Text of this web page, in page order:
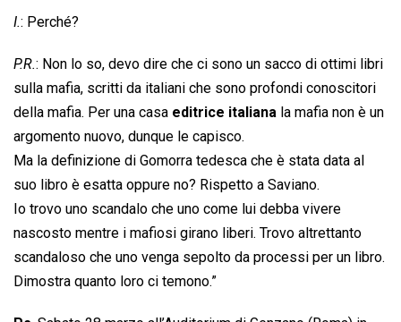
I.: Perché?
P.R.: Non lo so, devo dire che ci sono un sacco di ottimi libri
sulla mafia, scritti da italiani che sono profondi conoscitori
della mafia. Per una casa editrice italiana la mafia non è un
argomento nuovo, dunque le capisco.
Ma la definizione di Gomorra tedesca che è stata data al
suo libro è esatta oppure no? Rispetto a Saviano.
Io trovo uno scandalo che uno come lui debba vivere
nascosto mentre i mafiosi girano liberi. Trovo altrettanto
scandaloso che uno venga sepolto da processi per un libro.
Dimostra quanto loro ci temono.”